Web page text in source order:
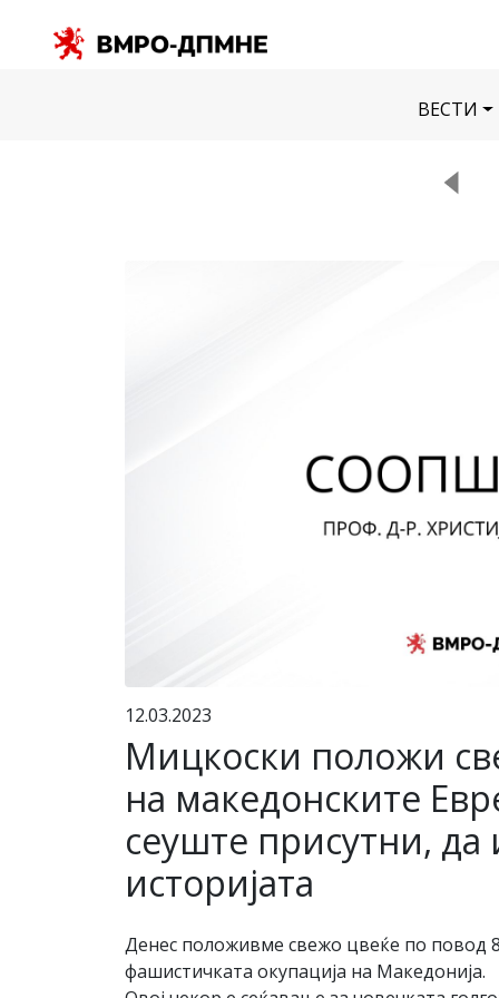
ВЕСТИ
12.03.2023
Мицкоски положи
на македонските
сеуште присутни, да
историјата
Денес положивме свежо цвеќе по повод
фашистичката окупација на Македонија.